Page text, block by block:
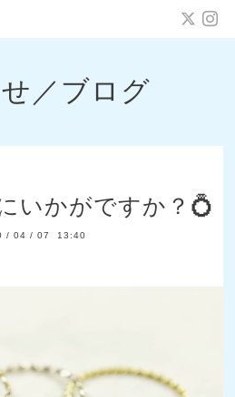
／ブログ
いかがですか？💍
/ 04 / 07 13:40